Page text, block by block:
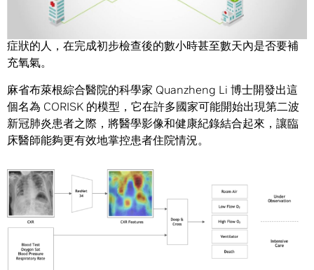
NVIDIA 與麻省布萊根綜合醫院的研究人員開發出一個人工智
慧模型，這個模型可以判斷一個出現急診室且有著新冠肺炎
症狀的人，在完成初步檢查後的數小時甚至數天內是否要補
充氧氣。
麻省布萊根綜合醫院的科學家 Quanzheng Li 博士開發出這
個名為 CORISK 的模型，它在許多國家可能開始出現第二波
新冠肺炎患者之際，將醫學影像和健康紀錄結合起來，讓臨
床醫師能夠更有效地掌控患者住院情況。